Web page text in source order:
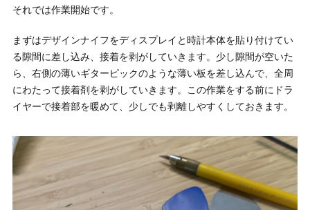
それでは作業開始です。
まずはデザインナイフをディスプレイと時計本体を貼り付けてい
る隙間に差し込み、接着を剥がしていきます。少し隙間が空いた
ら、右側の薄いギターピックのような薄い板を差し込んで、全周
にわたって接着剤を剥がしていきます。この作業をする前にドラ
イヤーで接着部を暖めて、少しでも剥離しやすくしておきます。